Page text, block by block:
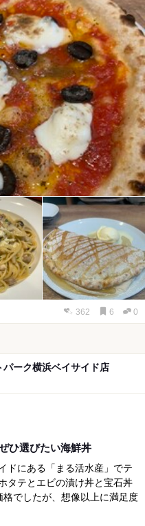
362 6 0
ーク横浜ベイサイド店
ひ選びたい海鮮丼
ドにある「まる活水産」でテ
タテとエビの漬け丼と宝石丼
でしたが、想像以上に満足度